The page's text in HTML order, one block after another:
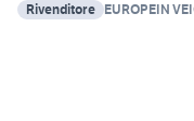
Rivenditore EUROPEIN